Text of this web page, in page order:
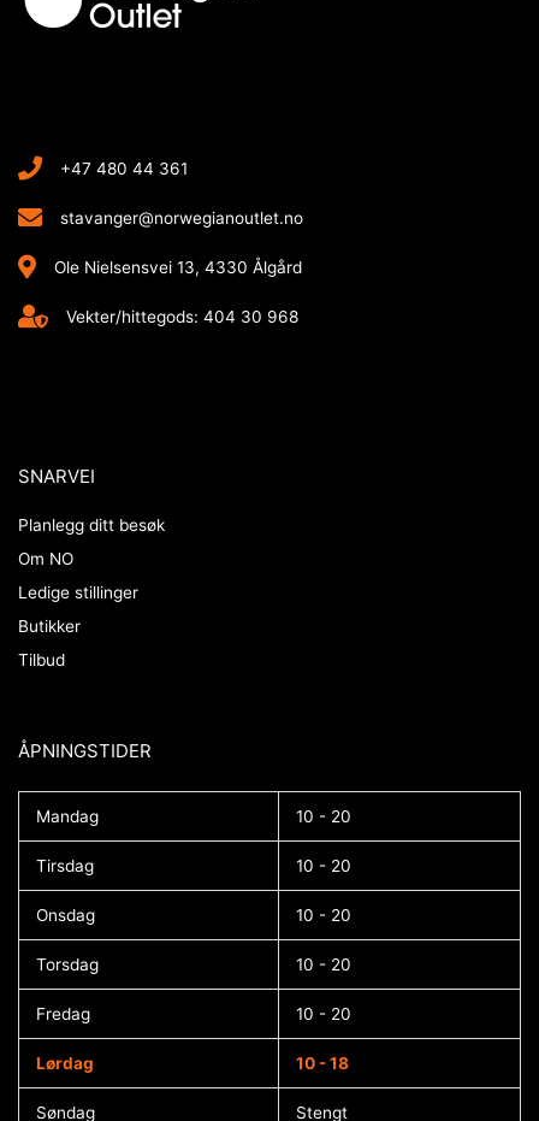
+47 480 44 361
stavanger@norwegianoutlet.no
Ole Nielsensvei 13, 4330 Ålgård
Vekter/hittegods: 404 30 968
SNARVEI
Planlegg ditt besøk
Om NO
Ledige stillinger
Butikker
Tilbud
ÅPNINGSTIDER​
Mandag 10 - 20
Tirsdag 10 - 20
Onsdag 10 - 20
Torsdag 10 - 20
Fredag 10 - 20
Lørdag 10 - 18
Søndag Stengt